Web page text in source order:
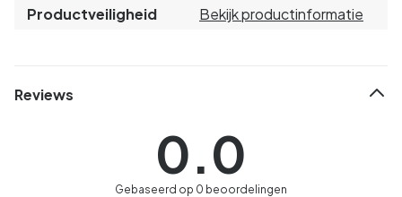
Productveiligheid Bekijk productinformatie
Reviews
0.0
Gebaseerd op 0 beoordelingen